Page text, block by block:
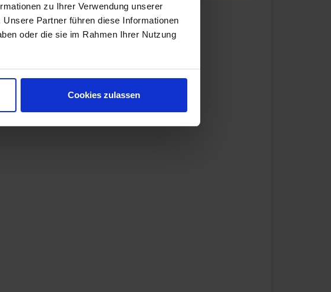
zu Ihrer Verwendung unserer
Partner führen diese Informationen
oder die sie im Rahmen Ihrer Nutzung
Cookies zulassen